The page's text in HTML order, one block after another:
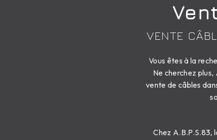
VENTE
Vous êtes à la
Ne cherchez
vente de câbles
Chez A.B.P.S.83,